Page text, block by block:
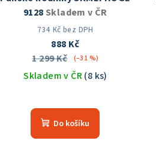
9128 Skladem v ČR
734 Kč bez DPH
888 Kč
1 299 Kč
(–31 %)
Skladem v ČR(8 ks)
hodnocení
produktu
je
Do košíku